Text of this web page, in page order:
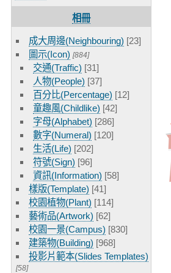
相冊
成大周邊(Neighbouring) [23]
圖示(Icon) [884]
交通(Traffic) [31]
人物(People) [37]
百分比(Percentage) [12]
童趣風(Childlike) [42]
字母(Alphabet) [286]
數字(Numeral) [120]
生活(Life) [202]
符號(Sign) [96]
資訊(Information) [58]
樣版(Template) [41]
校園植物(Plant) [114]
藝術品(Artwork) [62]
校園一景(Campus) [830]
建築物(Building) [968]
投影片範本(Slides Templates)
[58]